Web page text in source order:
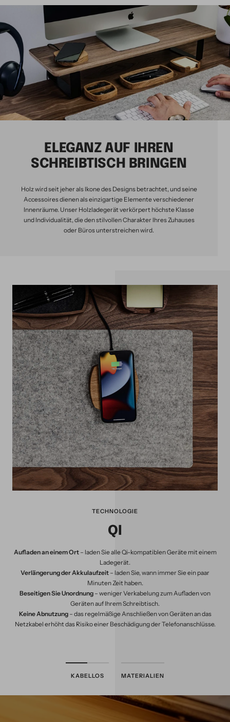
ELEGANZ AUF IHREN
SCHREIBTISCH BRINGEN
Holz wird seit jeher als Ikone des Designs betrachtet, und seine
Accessoires dienen als einzigartige Elemente verschiedener
Innenräume. Unser Holzladegerät verkörpert höchste Klasse
und Individualität, die den stilvollen Charakter Ihres Zuhauses
oder Büros unterstreichen wird.
TECHNOLOGIE
QI
Aufladen an einem Ort– laden Sie alle Qi-kompatiblen Geräte mit einem
Ladegerät.
Verlängerung der Akkulaufzeit – laden Sie, wann immer Sie ein paar
Minuten Zeit haben.
Beseitigen Sie Unordnung – weniger Verkabelung zum Aufladen von
Geräten auf Ihrem Schreibtisch.
Keine Abnutzung– das regelmäßige Anschließen von Geräten an das
Netzkabel erhöht das Risiko einer Beschädigung der Telefonanschlüsse.
KABELLOS MATERIALIEN